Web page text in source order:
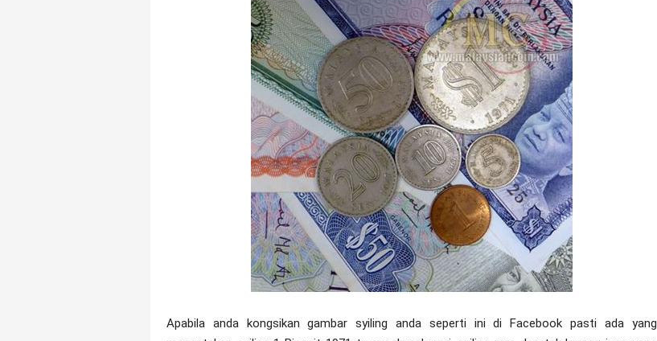
Apabila anda kongsikan gambar syiling anda seperti ini di Facebook pasti ada yang